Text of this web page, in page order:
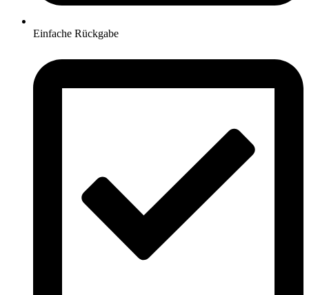
Einfache Rückgabe